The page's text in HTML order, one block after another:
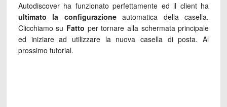
Autodiscover ha funzionato perfettamente ed il client ha
ultimato la configurazioneautomatica della casella.
Clicchiamo su Fatto per tornare alla schermata principale
ed iniziare ad utilizzare la nuova casella di posta. Al
prossimo tutorial.